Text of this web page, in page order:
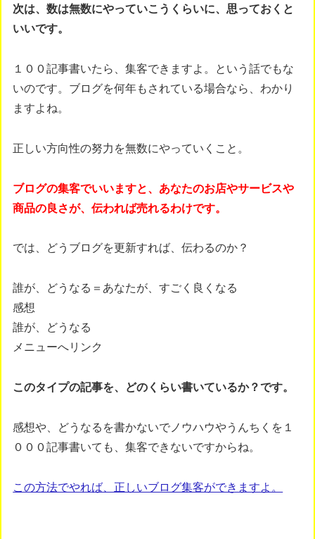
次は、数は無数にやっていこうくらいに、思っておくと
いいです。
１００記事書いたら、集客できますよ。という話でもな
いのです。ブログを何年もされている場合なら、わかり
ますよね。
正しい方向性の努力を無数にやっていくこと。
ブログの集客でいいますと、あなたのお店やサービスや
商品の良さが、伝われば売れるわけです。
では、どうブログを更新すれば、伝わるのか？
誰が、どうなる＝あなたが、すごく良くなる
感想
誰が、どうなる
メニューへリンク
このタイプの記事を、どのくらい書いているか？です。
感想や、どうなるを書かないでノウハウやうんちくを１
０００記事書いても、集客できないですからね。
この方法でやれば、正しいブログ集客ができますよ。